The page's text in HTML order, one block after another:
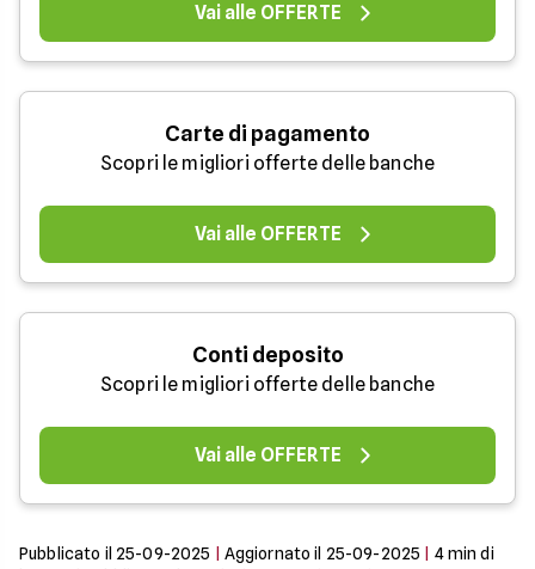
Vai alle OFFERTE
Carte di pagamento
Scopri le migliori offerte delle banche
Vai alle OFFERTE
Conti deposito
Scopri le migliori offerte delle banche
Vai alle OFFERTE
Pubblicato il 25-09-2025 Aggiornato il 25-09-2025 4min di